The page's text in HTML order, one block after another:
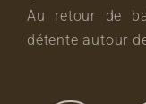
Au retour de
détente autour